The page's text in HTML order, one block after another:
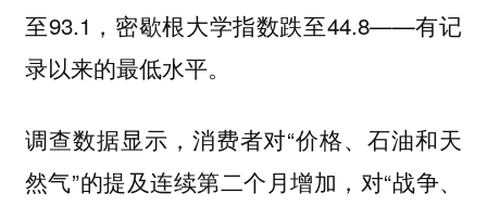
至93.1，密歇根大学指数跌至44.8——有记
录以来的最低水平。
调查数据显示，消费者对“价格、石油和天
然气”的提及连续第二个月增加，对“战争、